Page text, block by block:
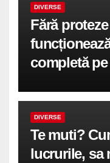
DIVERSE
Fără
completă
DIVERSE
Te muti?
lucrurile, sa